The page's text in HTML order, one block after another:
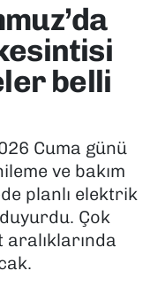
belli
Cuma günü
ve bakım
planlı elektrik
Çok
aralıklarında